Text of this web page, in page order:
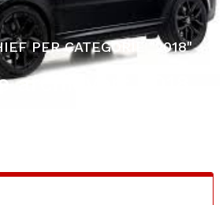
PER CATEGORIE "2018"
archieven: 2018